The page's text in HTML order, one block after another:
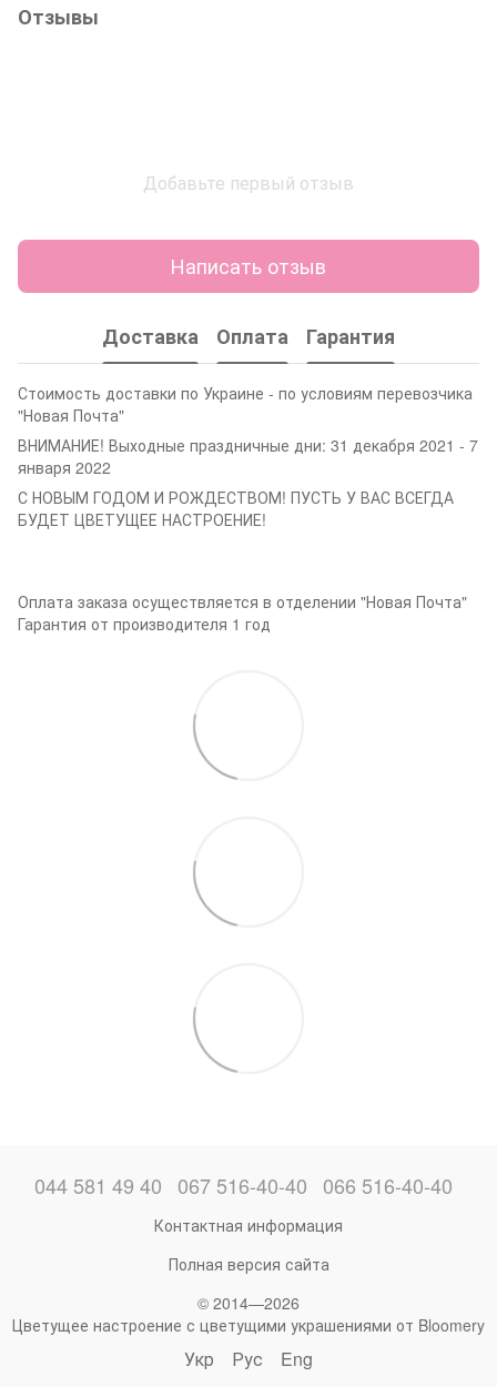
Отзывы
Добавьте первый отзыв
Написать отзыв
Доставка Оплата Гарантия
Стоимость доставки по Украине - по условиям перевозчика
"Новая Почта"
ВНИМАНИЕ! Выходные праздничные дни: 31 декабря 2021 - 7
января 2022
С НОВЫМ ГОДОМ И РОЖДЕСТВОМ! ПУСТЬ У ВАС ВСЕГДА
БУДЕТ ЦВЕТУЩЕЕ НАСТРОЕНИЕ!
Оплата заказа осуществляется в отделении "Новая Почта"
Гарантия от производителя 1 год
044 581 49 40 067 516-40-40 066 516-40-40
Контактная информация
Полная версия сайта
© 2014—2026
Цветущее настроение с цветущими украшениями от Bloomery
Укр Рус Eng